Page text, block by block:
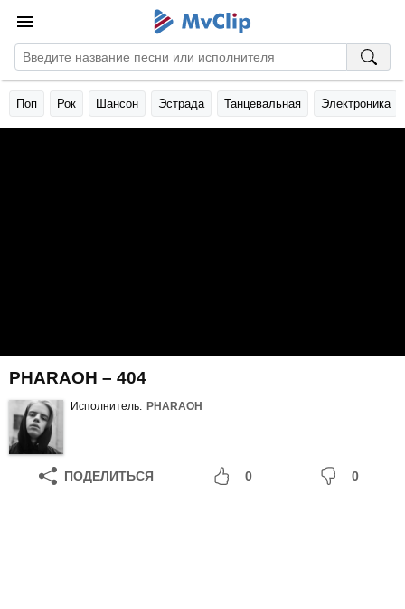
Поп Рок Шансон Эстрада Танцевальная Электроника
PHARAOH – 404
Исполнитель: PHARAOH
ПОДЕЛИТЬСЯ 0 0